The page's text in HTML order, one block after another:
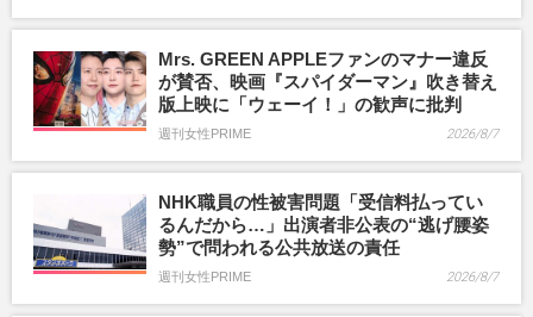
Mrs. GREEN APPLEファンのマナー違反
が賛否、映画『スパイダーマン』吹き替え
版上映に「ウェーイ！」の歓声に批判
週刊女性PRIME 2026/8/7
NHK職員の性被害問題「受信料払ってい
るんだから…」出演者非公表の“逃げ腰姿
勢”で問われる公共放送の責任
週刊女性PRIME 2026/8/7